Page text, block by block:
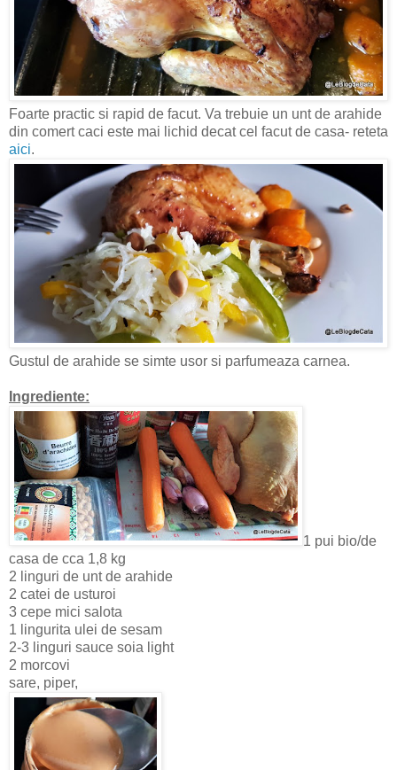
Foarte practic si rapid de facut. Va trebuie un unt de arahide
din comert caci este mai lichid decat cel facut de casa- reteta
aici.
Gustul de arahide se simte usor si parfumeaza carnea.
Ingrediente:
1 pui bio/de
casa de cca 1,8 kg
2 linguri de unt de arahide
2 catei de usturoi
3 cepe mici salota
1 lingurita ulei de sesam
2-3 linguri sauce soia light
2 morcovi
sare, piper,